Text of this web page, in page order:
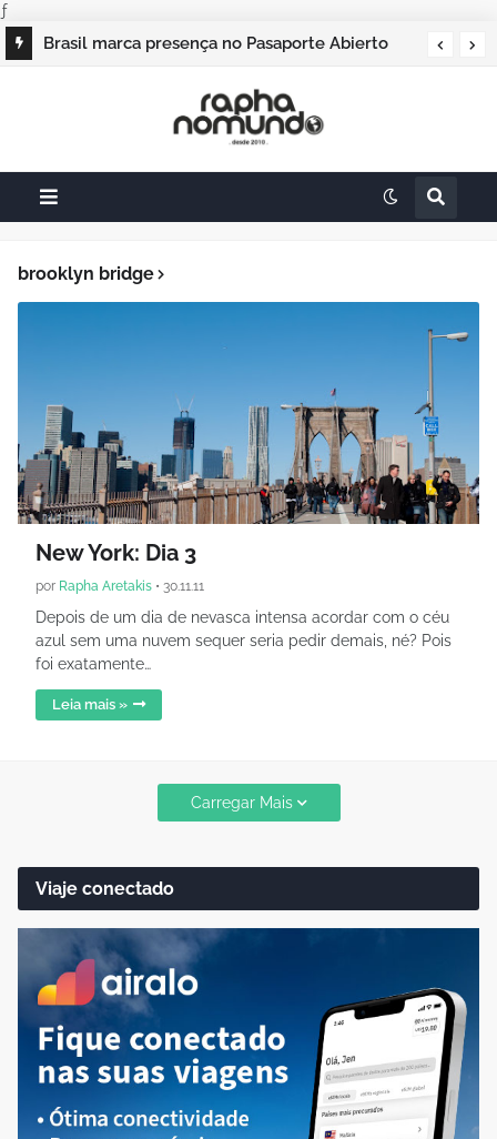
ƒ
Brasil marca presença no Pasaporte Abierto
brooklyn bridge
New York: Dia 3
por Rapha Aretakis • 30.11.11
Depois de um dia de nevasca intensa acordar com o céu
azul sem uma nuvem sequer seria pedir demais, né? Pois
foi exatamente…
Leia mais »
Carregar Mais
Viaje conectado